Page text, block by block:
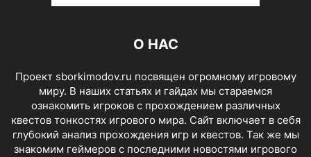
О НАС
Проект sborkimodov.ru посвящен огромному игровому
миру. В наших статьях и гайдах мы стараемся
ознакомить игроков с прохождением различных
квестов тонкостях игрового мира. Сайт включает в себя
глубокий анализ прохождения игр и квестов. Так же мы
знакомим геймеров с последними новостями игрового